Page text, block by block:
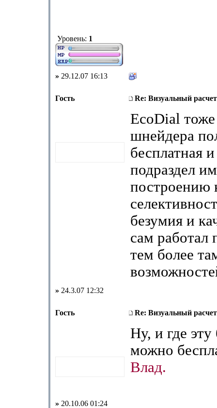
Уровень: 1
» 29.12.07 16:13
Гость Re: Визуальный
EcoDial
шнейдера
бесплатная
подраздел
построению
безумия и
сам работал
тем более
» 24.3.07 12:32
Гость Re: Визуальный
Ну, и где
можно
Влад.
» 20.10.06 01:24